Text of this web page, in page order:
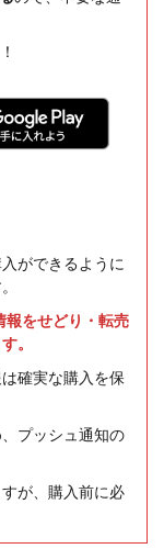
ができるように
報をせどり・転売
。
確実な購入を保
プッシュ通知の
が、購入前に必